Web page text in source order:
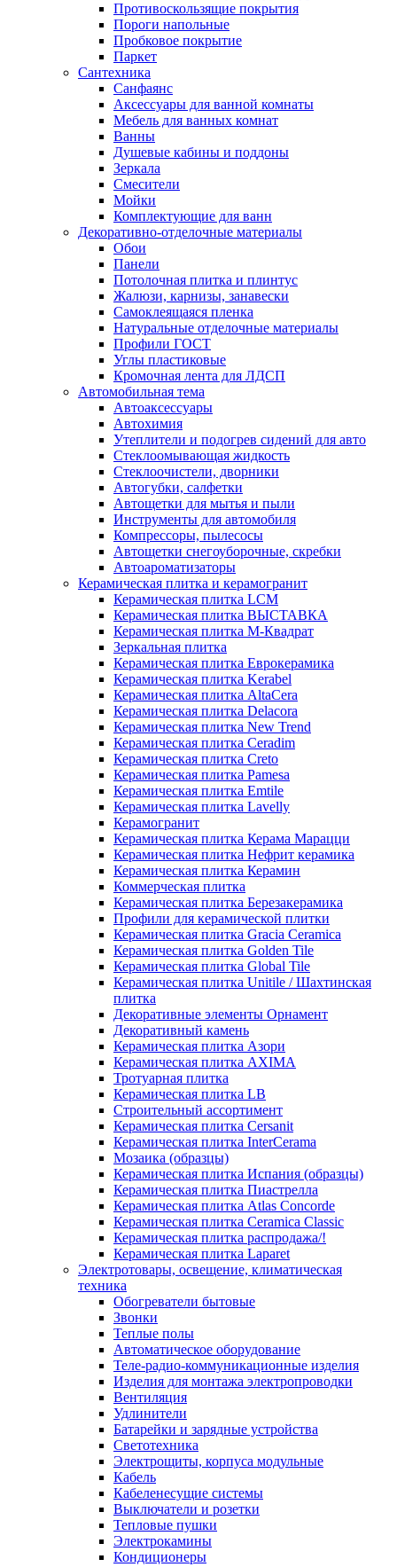
Противоскользящие покрытия
Пороги напольные
Пробковое покрытие
Паркет
Сантехника
Санфаянс
Аксессуары для ванной комнаты
Мебель для ванных комнат
Ванны
Душевые кабины и поддоны
Зеркала
Смесители
Мойки
Комплектующие для ванн
Декоративно-отделочные материалы
Обои
Панели
Потолочная плитка и плинтус
Жалюзи, карнизы, занавески
Самоклеящаяся пленка
Натуральные отделочные материалы
Профили ГОСТ
Углы пластиковые
Кромочная лента для ЛДСП
Автомобильная тема
Автоаксессуары
Автохимия
Утеплители и подогрев сидений для авто
Стеклоомывающая жидкость
Стеклоочистели, дворники
Автогубки, салфетки
Автощетки для мытья и пыли
Инструменты для автомобиля
Компрессоры, пылесосы
Автощетки снегоуборочные, скребки
Автоароматизаторы
Керамическая плитка и керамогранит
Керамическая плитка LCM
Керамическая плитка ВЫСТАВКА
Керамическая плитка М-Квадрат
Зеркальная плитка
Керамическая плитка Еврокерамика
Керамическая плитка Kerabel
Керамическая плитка AltaCera
Керамическая плитка Delacora
Керамическая плитка New Trend
Керамическая плитка Ceradim
Керамическая плитка Creto
Керамическая плитка Pamesa
Керамическая плитка Emtile
Керамическая плитка Lavelly
Керамогранит
Керамическая плитка Керама Марацци
Керамическая плитка Нефрит керамика
Керамическая плитка Керамин
Коммерческая плитка
Керамическая плитка Березакерамика
Профили для керамической плитки
Керамическая плитка Gracia Ceramica
Керамическая плитка Golden Tile
Керамическая плитка Global Tile
Керамическая плитка Unitile / Шахтинская
плитка
Декоративные элементы Орнамент
Декоративный камень
Керамическая плитка Азори
Керамическая плитка AXIMA
Тротуарная плитка
Керамическая плитка LB
Строительный ассортимент
Керамическая плитка Cersanit
Керамическая плитка InterCerama
Мозаика (образцы)
Керамическая плитка Испания (образцы)
Керамическая плитка Пиастрелла
Керамическая плитка Atlas Concorde
Керамическая плитка Ceramica Classic
Керамическая плитка распродажа/!
Керамическая плитка Laparet
Электротовары, освещение, климатическая
техника
Обогреватели бытовые
Звонки
Теплые полы
Автоматическое оборудование
Теле-радио-коммуникационные изделия
Изделия для монтажа электропроводки
Вентиляция
Удлинители
Батарейки и зарядные устройства
Светотехника
Электрощиты, корпуса модульные
Кабель
Кабеленесущие системы
Выключатели и розетки
Тепловые пушки
Электрокамины
Кондиционеры